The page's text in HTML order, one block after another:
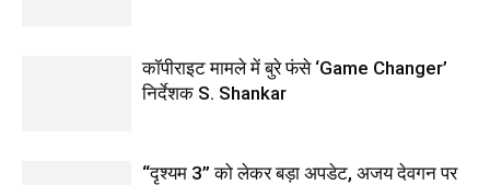
कॉपीराइट मामले में बुरे फंसे ‘Game Changer’
निर्देशक S. Shankar
“दृश्यम 3” को लेकर बड़ा अपडेट, अजय देवगन पर